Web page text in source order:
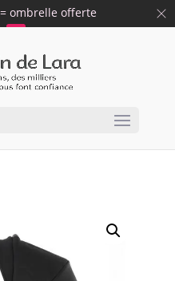
ombrelle offerte